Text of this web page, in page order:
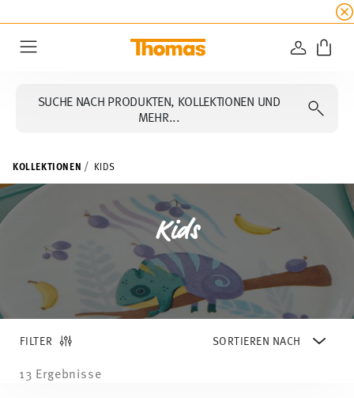
☀️ Bis zu 45% Rabatt auf alle
SUCHE NACH PRODUKTEN, KOLLEKTIONEN UND
MEHR...
KOLLEKTIONEN KIDS
Kids
FILTER
13 Ergebnisse